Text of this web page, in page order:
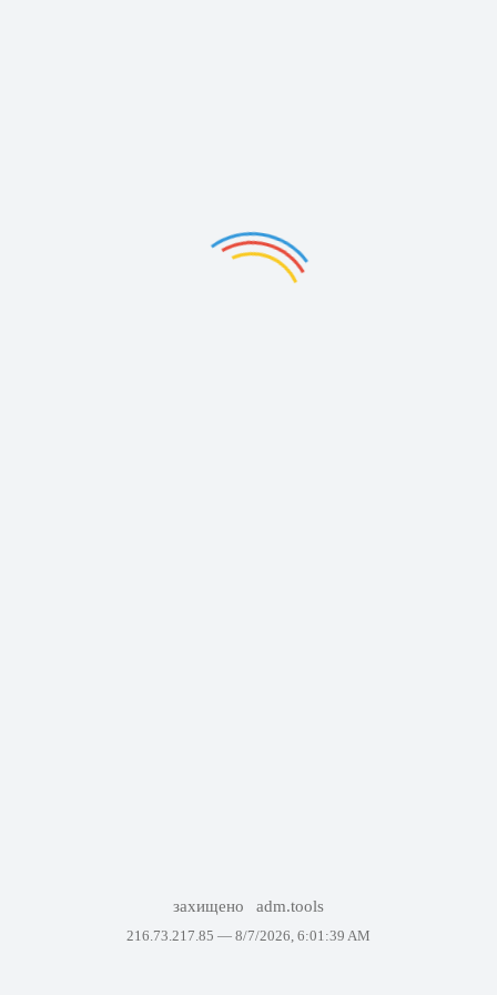
захищено adm.tools
216.73.217.85 — 8/7/2026, 6:01:39 AM